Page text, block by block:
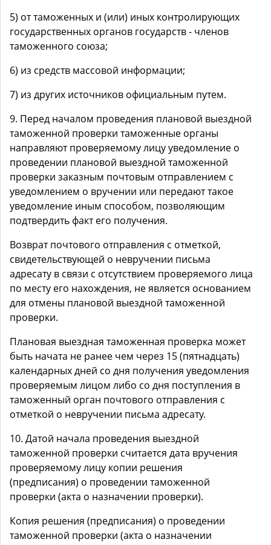
5) от таможенных и (или) иных контролирующих
государственных органов государств - членов
таможенного союза;
6) из средств массовой информации;
7) из других источников официальным путем.
9. Перед началом проведения плановой выездной
таможенной проверки таможенные органы
направляют проверяемому лицу уведомление о
проведении плановой выездной таможенной
проверки заказным почтовым отправлением с
уведомлением о вручении или передают такое
уведомление иным способом, позволяющим
подтвердить факт его получения.
Возврат почтового отправления с отметкой,
свидетельствующей о невручении письма
адресату в связи с отсутствием проверяемого лица
по месту его нахождения, не является основанием
для отмены плановой выездной таможенной
проверки.
Плановая выездная таможенная проверка может
быть начата не ранее чем через 15 (пятнадцать)
календарных дней со дня получения уведомления
проверяемым лицом либо со дня поступления в
таможенный орган почтового отправления с
отметкой о невручении письма адресату.
10. Датой начала проведения выездной
таможенной проверки считается дата вручения
проверяемому лицу копии решения
(предписания) о проведении таможенной
проверки (акта о назначении проверки).
Копия решения (предписания) о проведении
таможенной проверки (акта о назначении